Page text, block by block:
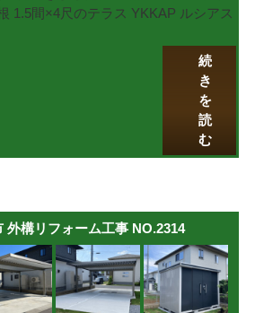
1.5間×4尺のテラス YKKAP ルシアス
続
き
を
読
む
外構リフォーム工事 NO.2314